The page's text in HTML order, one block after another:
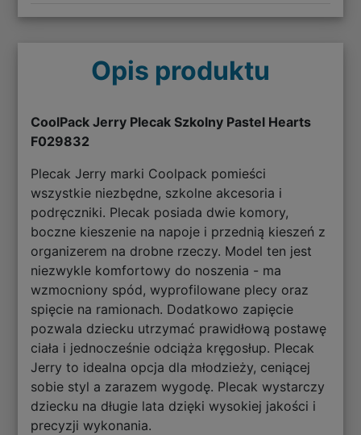
Opis produktu
CoolPack Jerry Plecak Szkolny Pastel Hearts
F029832
Plecak Jerry marki Coolpack pomieści
wszystkie niezbędne, szkolne akcesoria i
podręczniki. Plecak posiada dwie komory,
boczne kieszenie na napoje i przednią kieszeń z
organizerem na drobne rzeczy. Model ten jest
niezwykle komfortowy do noszenia - ma
wzmocniony spód, wyprofilowane plecy oraz
spięcie na ramionach. Dodatkowo zapięcie
pozwala dziecku utrzymać prawidłową postawę
ciała i jednocześnie odciąża kręgosłup. Plecak
Jerry to idealna opcja dla młodzieży, ceniącej
sobie styl a zarazem wygodę. Plecak wystarczy
dziecku na długie lata dzięki wysokiej jakości i
precyzji wykonania.